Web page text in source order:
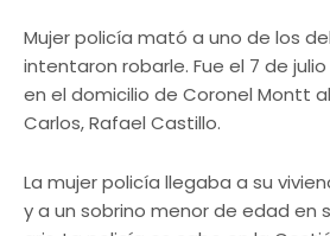
Mujer policía mató a uno de los
intentaron robarle. Fue el 7 de julio
en el domicilio de Coronel Montt al
Carlos, Rafael Castillo.
La mujer policía llegaba a su
y a un sobrino menor de edad en